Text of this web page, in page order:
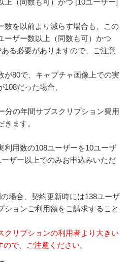
上（同数も可）かつ [10ユーザー]
数を以前より減らす場合も、この
ーザー数以上（同数も可）かつ
る必要がありますので、ご注意
が80で、キャプチャ画像上での実
だった場合、
分の年間サブスクリプション費用
ます。
利用数の108ユーザーを10ユーザ
ザー以上でのみお申込みいただ
場合、契約更新時には138ユーザ
ションご利用額をご請求すること
クリプションの利用者より大きい
で、ご注意ください。